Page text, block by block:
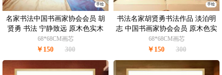
手绘
名家书法中国书画家协会会员 胡
贤勇 书法 宁静致远 原木色实木
框
68*68CM画芯
￥150 300
手绘
书法名家胡贤勇书法作品 淡泊明
志 中国书画家协会会员 原木色实
木框
68*68CM画芯
￥150 300